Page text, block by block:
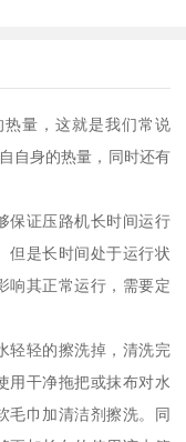
量，这就是我们常说
自身的热量，同时还有
保证压路机长时间运行
但是长时间处于运行状
响其正常运行，需要定
轻轻的擦洗掉，清洗完
用干净拖把或抹布对水
毛巾加清洁剂擦洗。同